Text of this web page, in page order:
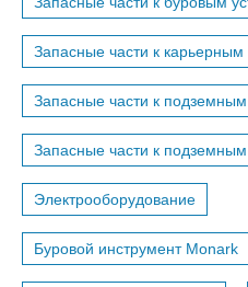
Запасные части к
Запасные части к подземным
Запасные части к
Электрооборудование
Буровой инструмент Monark